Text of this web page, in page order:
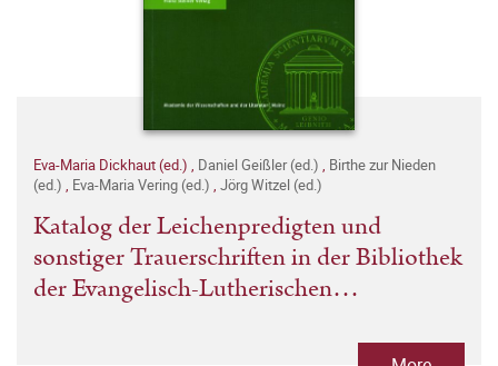
Eva-Maria Dickhaut (ed.) , Daniel Geißler (ed.) , Birthe zur Nieden
(ed.) , Eva-Maria Vering (ed.) , Jörg Witzel (ed.)
Katalog der Leichenpredigten und
sonstiger Trauerschriften in der Bibliothek
der Evangelisch-Lutherischen